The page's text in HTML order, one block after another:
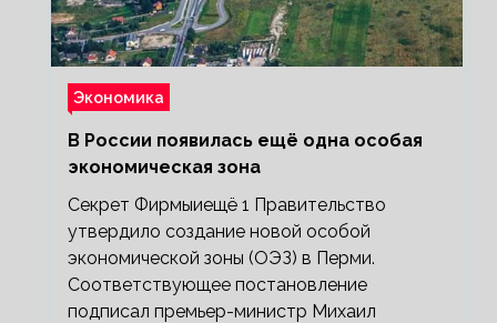
Экономика
В России появилась ещё одна особая
экономическая зона
Секрет Фирмыиещё 1 Правительство
утвердило создание новой особой
экономической зоны (ОЭЗ) в Перми.
Соответствующее постановление
подписал премьер-министр Михаил